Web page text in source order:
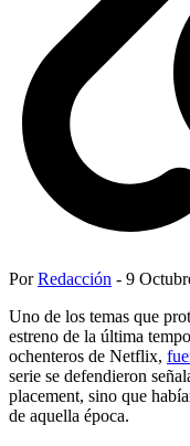
PorRedacción - 9
Uno de los temas que
estreno de la última
ochenteros de Netflix,
serie se defendieron
placement, sino que
de aquella época.